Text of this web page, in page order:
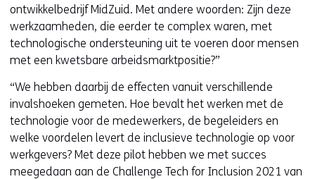
ontwikkelbedrijf MidZuid. Met andere woorden: Zijn deze
werkzaamheden, die eerder te complex waren, met
technologische ondersteuning uit te voeren door mensen
met een kwetsbare arbeidsmarktpositie?”
“We hebben daarbij de effecten vanuit verschillende
invalshoeken gemeten. Hoe bevalt het werken met de
technologie voor de medewerkers, de begeleiders en
welke voordelen levert de inclusieve technologie op voor
werkgevers? Met deze pilot hebben we met succes
meegedaan aan de Challenge Tech for Inclusion 2021 van